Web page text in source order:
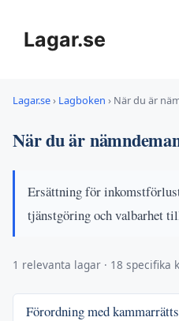
innehållLagar.se
Lagar.se› Lagboken › När du är
När du är
Ersättning för
tjänstgöring och valbarhet
1 relevanta lagar · 18 specifika
Förordning med